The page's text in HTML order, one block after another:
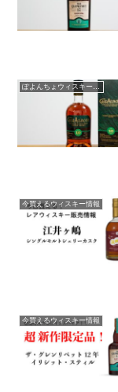
ぽよんちょウィスキーレビュー
今買えるウィスキー情報
今買えるウィスキー情報